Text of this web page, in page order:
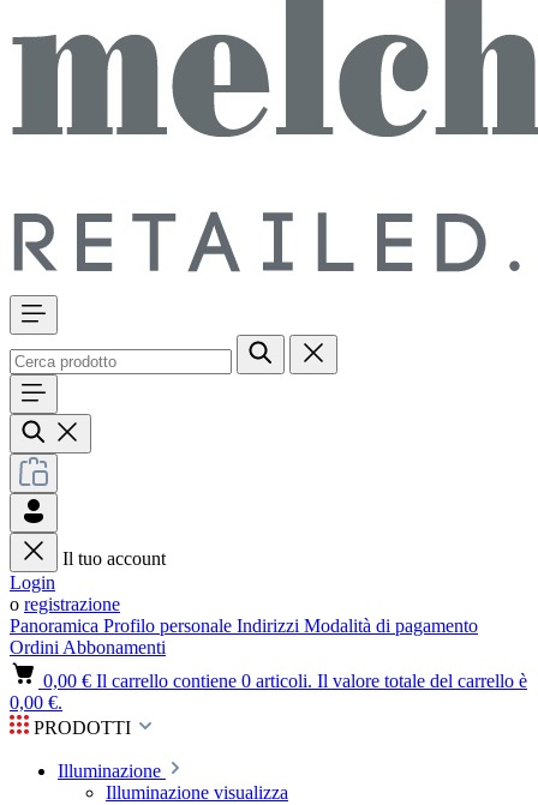
Il tuo account
Login
o registrazione
Panoramica Profilo personale Indirizzi Modalità di pagamento
Ordini Abbonamenti
0,00 € Il carrello contiene 0 articoli. Il valore totale del carrello è
0,00 €.
PRODOTTI
Illuminazione
Illuminazione visualizza